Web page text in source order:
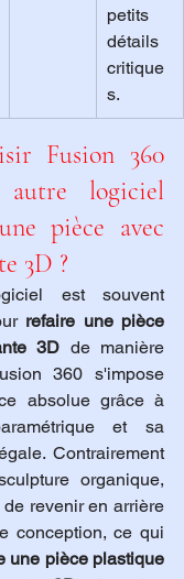
petits
détails
critique
s.
Fusion 360
logiciel
pièce avec
3D ?
est souvent
refaire une pièce
3D de manière
360 s'impose
absolue grâce à
et sa
Contrairement
organique,
revenir en arrière
conception, ce qui
une pièce plastique